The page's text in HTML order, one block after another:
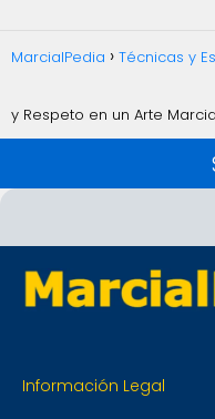
MarcialPedia Técnicas y
y Respeto en un Arte
Información Legal